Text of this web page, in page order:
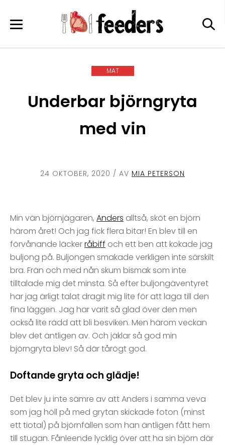
MAT
Underbar björngryta
med vin
24 OKTOBER, 2020 / AV MIA PETERSON
Min vän björnjägaren, Anders alltså, sköt en björn
härom året! Och jag fick flera bitar! En blev till en
förvånande läckerråbiff och ett ben att kokade jag
buljong på. Buljongen smakade verkligen inte särskilt
bra. Frän och med nån skum bismak som inte
tilltalade mig det minsta. Så efter buljongäventyret
har jag ärligt talat dragit mig lite för att laga till den
fina läggen. Jag har varit så glad över den men
också lite rädd att bli besviken. Men härom veckan
blev det äntligen av. Och jäklar så god min
björngryta blev! Så där tårögt god.
Doftande gryta och glädje!
Det blev ju inte sämre av att Anders i samma veva
som jag höll på med grytan skickade foton (minst
ett tiotal) på björnfällen som han äntligen fått hem
till stugan. Fånleende lycklig över att ha sin björn där